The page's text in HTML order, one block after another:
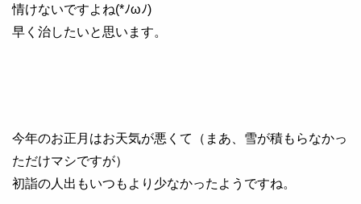
情けないですよね(*ﾉωﾉ)
早く治したいと思います。
今年のお正月はお天気が悪くて（まあ、雪が積もらなかっ
ただけマシですが）
初詣の人出もいつもより少なかったようですね。